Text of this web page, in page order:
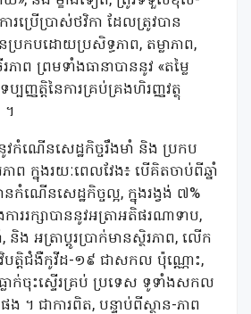
រប្រើប្រាស់ថវិកា ដែលត្រូវបាន
រកបដោយប្រសិទ្ធភាព, តម្លាភាព,
ព ព្រមទាំងធានាបាននូវ «តម្លៃ
ញត្តិនៃការគ្រប់គ្រងហិរញ្ញវត្ថុ
។
វកំណើនសេដ្ឋកិច្ចរឹងមាំ និង ប្រកប
ក្នុងរយៈពេលវែង៖ បើគិតចាប់ពីឆ្នាំ
កំណើនសេដ្ឋកិច្ចល្អ, ក្នុងរង្វង់ ៧%
ាររក្សាបាននូវអត្រាអតិផរណាទាប,
, និង អត្រាប្តូរប្រាក់មានស្ថិរភាព, លើក
បត្តិជំងឺកូវីដ-១៩ ជាសកល ប៉ុណ្ណោះ,
ាក់ចុះស្ទើរគ្រប់ ប្រទេស ទូទាំងសកល
។ ជាការពិត, បន្ទាប់ពីស្ថាន-ភាព